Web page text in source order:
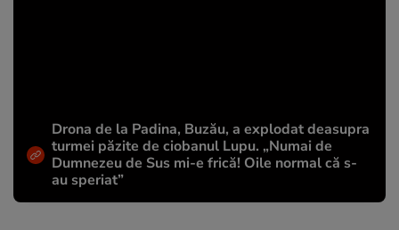
Drona de la Padina, Buzău, a explodat deasupra
turmei păzite de ciobanul Lupu. „Numai de
Dumnezeu de Sus mi-e frică! Oile normal că s-
au speriat”